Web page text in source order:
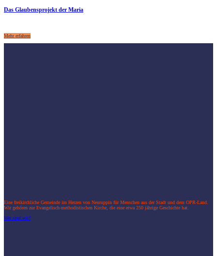
Das Glaubensprojekt der Maria
Mehr erfahren
Eine freikirchliche Gemeinde im Herzen von Neuruppin für Menschen aus der Stadt und dem OPR-Land.
Wir gehören zur Evangelisch-methodistischen Kirche, die eine etwa 250 jährige Geschichte hat.
Wer sind wir?